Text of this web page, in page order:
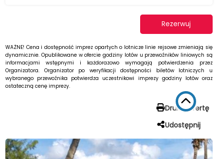
Rezerwuj
WAŻNE! Cena i dostępność imprez opartych o lotnicze linie rejsowe zmieniają się
dynamicznie. Opublikowane w ofercie godziny lotów u przewoźników liniowych są
informacjami wstępnymi i każdorazowo wymagają potwierdzenia przez
Organizatora. Organizator po weryfikacji dostępności biletów lotniczych u
wybranego przewoźnika potwierdza uczestnikowi imprezy godziny lotów oraz
ostateczną cenę imprezy.
Drukuj ofertę
Udostępnij